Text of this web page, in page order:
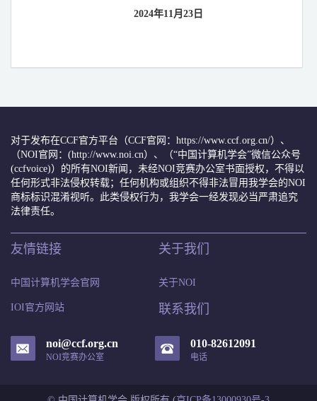
2024年11月23日
对于发布在CCF官方平台（CCF官网：https://www.ccf.org.cn/）、
（NOI官网：(http://www.noi.cn）、（“中国计算机学会”微信公众号
(ccfvoice)）的所有NOI新闻，未经NOI竞赛办公室书面授权，不得以
任何形式非法侵权转载；任何机构或组织不得非法冒用我学会的NOI
商标标识混淆视听。此类侵权行为，我学会一经发现必当严肃追究
法律责任。
友情链接
中国计算机学会官网
IOI官方网站
关于我们
关于NOI
联系我们
noi@ccf.org.cn
NOI竞赛办公室
010-82612091
电话